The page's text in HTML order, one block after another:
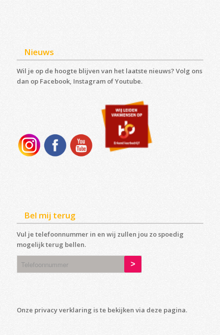
Nieuws
Wil je op de hoogte blijven van het laatste nieuws? Volg ons
dan op Facebook, Instagram of Youtube.
Bel mij terug
Vul je telefoonnummer in en wij zullen jou zo spoedig
mogelijk terug bellen.
Onze privacy verklaring is te bekijken via deze pagina.